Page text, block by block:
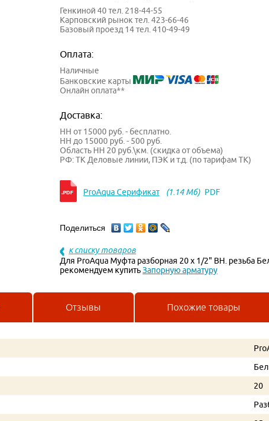
Генкиной 40 тел. 218-44-55
Карповский рынок тел. 423-66-46
Базовый проезд 14 тел. 410-49-49
Оплата:
Наличные
Банковские карты
Онлайн оплата**
Доставка:
НН от 15000 руб. - бесплатно.
НН до 15000 руб. - 500 руб.
Область НН 20 руб.\км. (скидка от объема)
РФ: ТК Деловые линии, ПЭК и т.д. (по тарифам ТК)
ProAqua Серификат (1.14 Мб) PDF
Поделиться
к списку товаров
Для ProAqua Муфта разборная 20 х 1/2" ВН. резьба
рекомендуем купитьЗапорную арматуру
Отзывы Похожие товары
20